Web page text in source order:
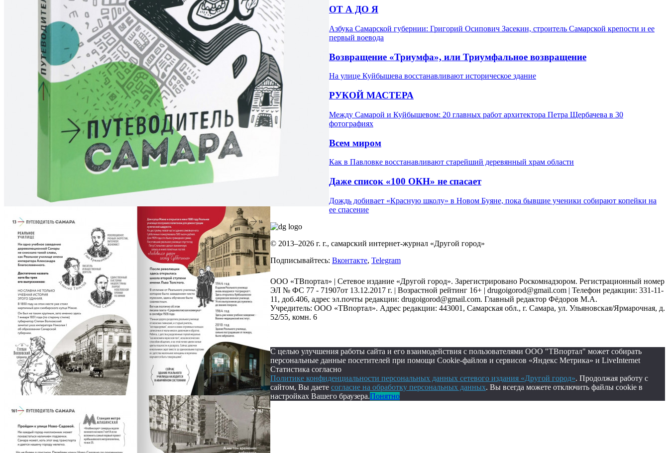
ОТ А ДО Я
Азбука Самарской губернии: Григорий Осипович Засекин, строитель Самарской крепости и ее
первый воевода
Возвращение «Триумфа», или Триумфальное возвращение
На улице Куйбышева восстанавливают историческое здание
РУКОЙ МАСТЕРА
Между Самарой и Куйбышевом: 20 главных работ архитектора Петра Щербачева в 30
фотографиях
Всем миром
Как в Павловке восстанавливают старейший деревянный храм области
Даже список «100 ОКН» не спасает
Дождь добивает «Красную школу» в Новом Буяне, пока бывшие ученики собирают копейки на
ее спасение
© 2013–2026 г. г., самарский интернет-журнал «Другой город»
Подписывайтесь: Вконтакте, Telegram
ООО «ТВпортал» | Сетевое издание «Другой город». Зарегистрировано Роскомнадзором. Регистрационный номер
ЭЛ № ФС 77 - 71907от 13.12.2017 г. | Возрастной рейтинг 16+ | drugoigorod@gmail.com | Телефон редакции: 331-11-
11, доб.406, адрес эл.почты редакции: drugoigorod@gmail.com. Главный редактор Фёдоров М.А.
Учредитель: ООО «ТВпортал». Адрес редакции: 443001, Самарская обл., г. Самара, ул. Ульяновская/Ярмарочная, д.
52/55, комн. 6
С целью улучшения работы сайта и его взаимодействия с пользователями ООО "ТВпортал" может собирать
персональные данные посетителей при помощи Cookie-файлов и сервисов «Яндекс Метрика» и LiveInternet
Статистика согласно
Политике конфиденциальности персональных данных сетевого издания «Другой город». Продолжая работу с
сайтом, Вы даете согласие на обработку персональных данных. Вы всегда можете отключить файлы cookie в
настройках Вашего браузера.Понятно